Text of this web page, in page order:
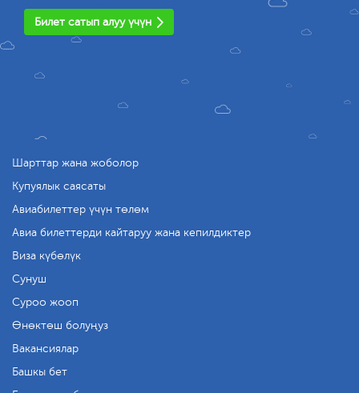
Билет сатып алуу үчүн
Шарттар жана жоболор
Купуялык саясаты
Авиабилеттер үчүн төлөм
Авиа билеттерди кайтаруу жана кепилдиктер
Виза күбөлүк
Сунуш
Суроо жооп
Өнөктөш болуңуз
Вакансиялар
Башкы бет